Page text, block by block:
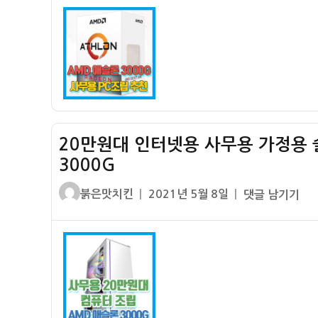
레
이
지
20만원대 인터넷용 사무용 가정용
3000G
글
붉은맛치킨
작
2021년 5월 8일
20
댓글 남기기